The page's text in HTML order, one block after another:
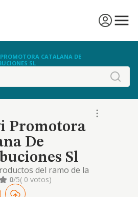
CATALANA DE
SL
Promotora
De
Sl
del ramo de la
y bebidas, bien por cuenta
pudiendo tambien en
0/5( 0 votos)